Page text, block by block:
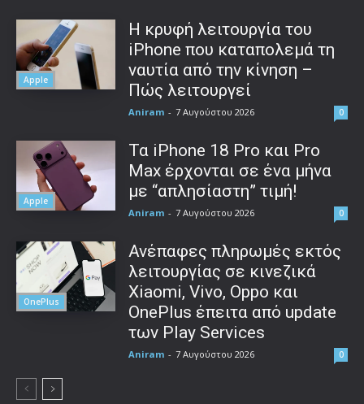
Apple
Η κρυφή λειτουργία του
iPhone που καταπολεμά τη
ναυτία από την κίνηση –
Πώς λειτουργεί
Aniram - 7 Αυγούστου 2026 0
Apple
Τα iPhone 18 Pro και Pro
Max έρχονται σε ένα μήνα
με “απλησίαστη” τιμή!
Aniram - 7 Αυγούστου 2026 0
OnePlus
Ανέπαφες πληρωμές εκτός
λειτουργίας σε κινεζικά
Xiaomi, Vivo, Oppo και
OnePlus έπειτα από update
των Play Services
Aniram - 7 Αυγούστου 2026 0